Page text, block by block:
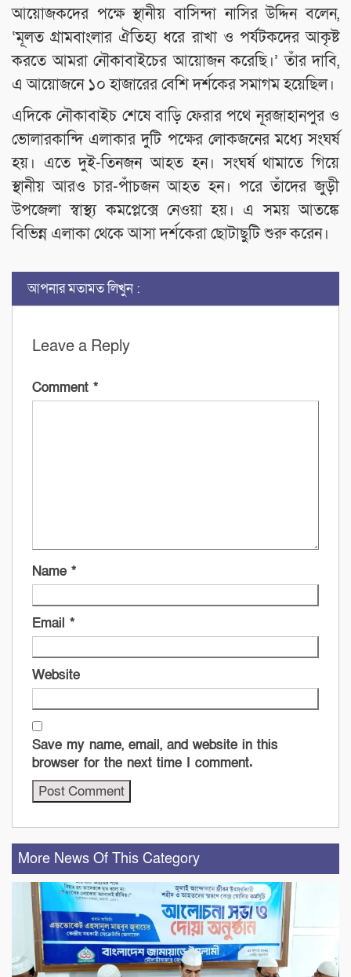
আয়োজকদের পক্ষে স্থানীয় বাসিন্দা নাসির উদ্দিন বলেন,
‘মূলত গ্রামবাংলার ঐতিহ্য ধরে রাখা ও পর্যটকদের আকৃষ্ট
করতে আমরা নৌকাবাইচের আয়োজন করেছি।’ তাঁর দাবি,
এ আয়োজনে ১০ হাজারের বেশি দর্শকের সমাগম হয়েছিল।
এদিকে নৌকাবাইচ শেষে বাড়ি ফেরার পথে নূরজাহানপুর ও
ভোলারকান্দি এলাকার দুটি পক্ষের লোকজনের মধ্যে সংঘর্ষ
হয়। এতে দুই-তিনজন আহত হন। সংঘর্ষ থামাতে গিয়ে
স্থানীয় আরও চার-পাঁচজন আহত হন। পরে তাঁদের জুড়ী
উপজেলা স্বাস্থ্য কমপ্লেক্সে নেওয়া হয়। এ সময় আতঙ্কে
বিভিন্ন এলাকা থেকে আসা দর্শকেরা ছোটাছুটি শুরু করেন।
আপনার মতামত লিখুন :
Leave a Reply
Comment *
Name *
Email *
Website
Save my name, email, and website in this
browser for the next time I comment.
More News Of This Category